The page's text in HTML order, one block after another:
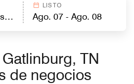
LISTO
TN
de negocios